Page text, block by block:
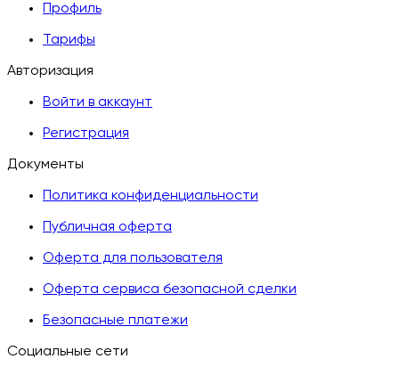
Профиль
Тарифы
Авторизация
Войти в аккаунт
Регистрация
Документы
Политика конфиденциальности
Публичная оферта
Оферта для пользователя
Оферта сервиса безопасной сделки
Безопасные платежи
Социальные сети